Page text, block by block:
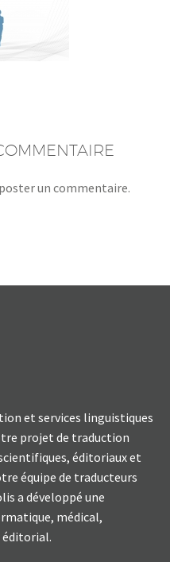
un commentaire.
et services linguistiques
projet de traduction
éditoriaux et
équipe de traducteurs
a développé une
médical,